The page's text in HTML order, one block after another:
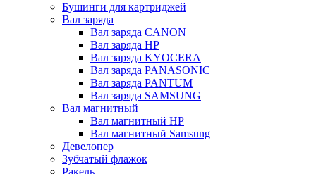
Бушинги для картриджей
Вал заряда
Вал заряда CANON
Вал заряда HP
Вал заряда KYOCERA
Вал заряда PANASONIC
Вал заряда PANTUM
Вал заряда SAMSUNG
Вал магнитный
Вал магнитный HP
Вал магнитный Samsung
Девелопер
Зубчатый флажок